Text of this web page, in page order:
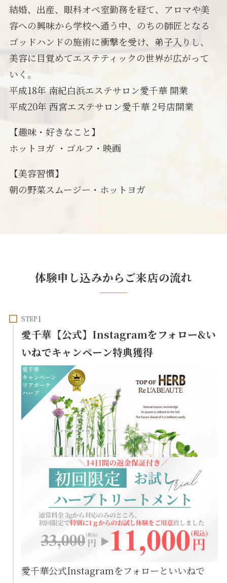
結婚、出産、眼科オペ室勤務を経て、アロマや美
容への興味から学校へ通う中、のちの師匠となる
ゴッドハンドの施術に衝撃を受け、弟子入りし、
美容に目覚めてエステティックの世界が広がって
いく。
平成18年 南紀白浜エステサロン愛千華 開業
平成20年 西宮エステサロン愛千華 2号店開業
【趣味・好きなこと】
ホットヨガ ・ゴルフ・映画
【美容習慣】
朝の野菜スムージー・ホットヨガ
体験申し込みからご来店の流れ
STEP
愛千華【公式】Instagramをフォロー&い
いねでキャンペーン特典獲得
愛千華公式Instagramをフォローといいねで